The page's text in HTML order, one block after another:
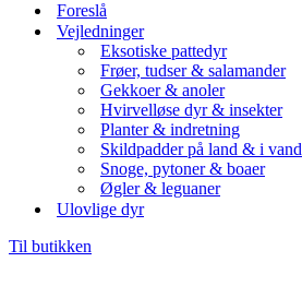
Foreslå
Vejledninger
Eksotiske pattedyr
Frøer, tudser & salamander
Gekkoer & anoler
Hvirvelløse dyr & insekter
Planter & indretning
Skildpadder på land & i vand
Snoge, pytoner & boaer
Øgler & leguaner
Ulovlige dyr
Til butikken